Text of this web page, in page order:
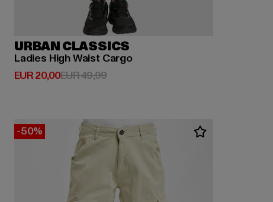
URBAN CLASSICS
Ladies High Waist Cargo
EUR 20,00
Huidige prijs: EUR 20,00
EUR 49,99Actieprijs: EUR 49,99
-50%